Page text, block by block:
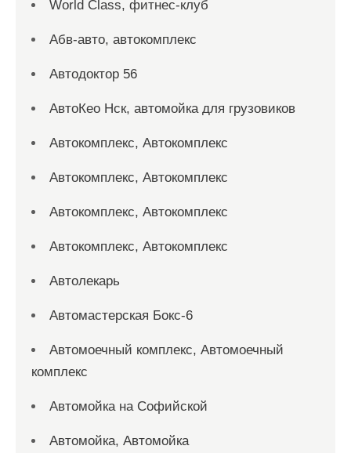
World Class, фитнес-клуб
Абв-авто, автокомплекс
Автодоктор 56
АвтоКео Нск, автомойка для грузовиков
Автокомплекс, Автокомплекс
Автокомплекс, Автокомплекс
Автокомплекс, Автокомплекс
Автокомплекс, Автокомплекс
Автолекарь
Автомастерская Бокс-6
Автомоечный комплекс, Автомоечный
комплекс
Автомойка на Софийской
Автомойка, Автомойка